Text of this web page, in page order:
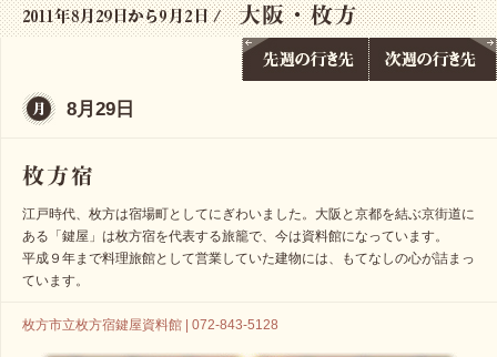
8月29日
江戸時代、枚方は宿場町としてにぎわいました。大阪と京都を結ぶ京街道に
ある「鍵屋」は枚方宿を代表する旅籠で、今は資料館になっています。
平成９年まで料理旅館として営業していた建物には、もてなしの心が詰まっ
ています。
枚方市立枚方宿鍵屋資料館 | 072-843-5128